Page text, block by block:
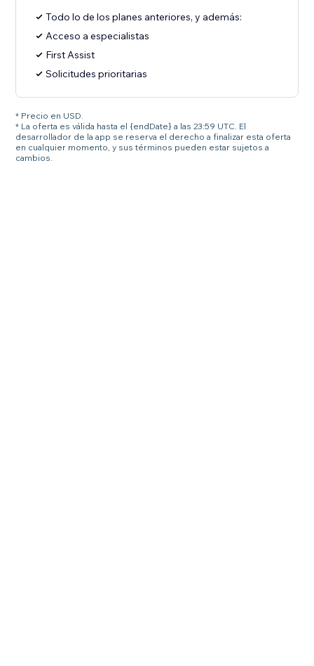
Todo lo de los planes anteriores, y además:
Acceso a especialistas
First Assist
Solicitudes prioritarias
* Precio en USD.
* La oferta es válida hasta el {endDate} a las 23:59 UTC. El
desarrollador de la app se reserva el derecho a finalizar esta oferta
en cualquier momento, y sus términos pueden estar sujetos a
cambios.